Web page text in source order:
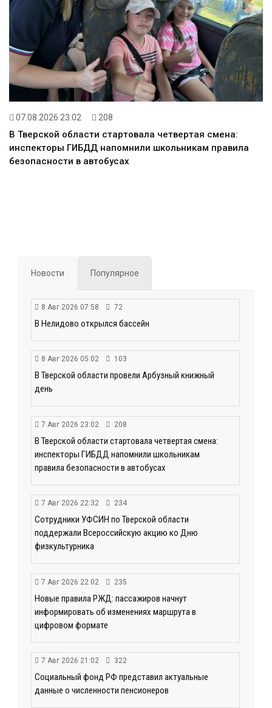
07.08.2026 23:02 208
В Тверской области стартовала четвертая смена:
инспекторы ГИБДД напомнили школьникам правила
безопасности в автобусах
Новости Популярное
8 Авг 2026 07:58 72
В Нелидово открылся бассейн
8 Авг 2026 05:02 103
В Тверской области провели Арбузный книжный
день
7 Авг 2026 23:02 208
В Тверской области стартовала четвертая смена:
инспекторы ГИБДД напомнили школьникам
правила безопасности в автобусах
7 Авг 2026 22:32 234
Сотрудники УФСИН по Тверской области
поддержали Всероссийскую акцию ко Дню
физкультурника
7 Авг 2026 22:02 235
Новые правила РЖД: пассажиров начнут
информировать об изменениях маршрута в
цифровом формате
7 Авг 2026 21:02 322
Социальный фонд РФ представил актуальные
данные о численности пенсионеров